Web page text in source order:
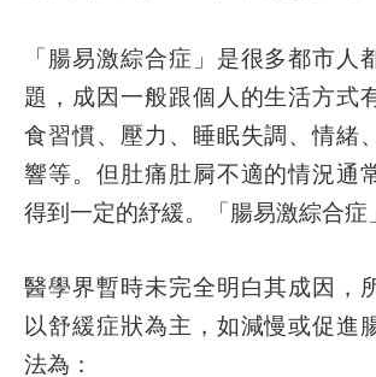
「腸易激綜合症」是很多都市人
題，成因一般跟個人的生活方式
食習慣、壓力、睡眠失調、情緒
響等。但肚痛肚屙不適的情況通
得到一定的紓緩。「腸易激綜合症
醫學界暫時未完全明白其成因，
以舒緩症狀為主，如減慢或促進
法為：